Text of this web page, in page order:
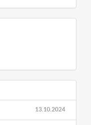
13.10.2024